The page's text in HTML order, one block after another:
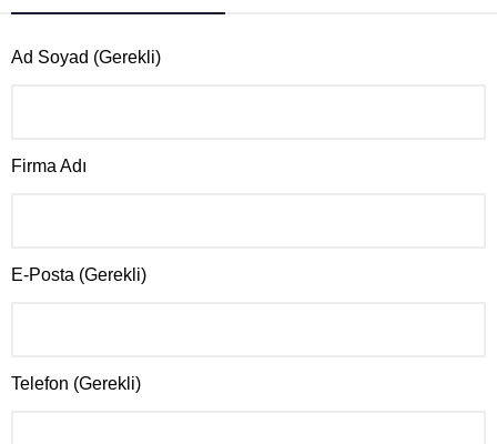
Ad Soyad (Gerekli)
Firma Adı
E-Posta (Gerekli)
Telefon (Gerekli)